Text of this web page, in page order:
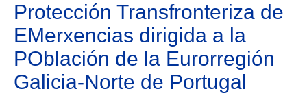
Protección Transfronteriza de
EMerxencias dirigida a la
POblación de la Eurorregión
Galicia-Norte de Portugal